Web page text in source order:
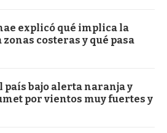
explicó qué implica la
costeras y qué pasa
país bajo alerta naranja y
por vientos muy fuertes y